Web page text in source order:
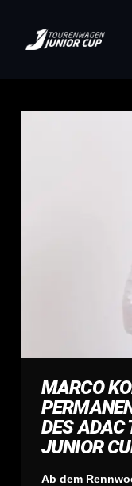
MARCO
DES ADAC
JUNIOR
Ab dem